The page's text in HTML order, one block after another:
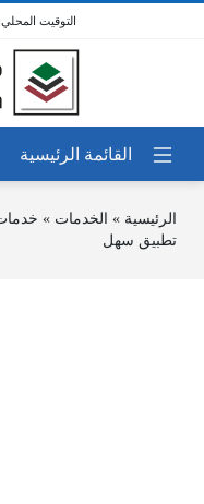
الرئيسية » الخدمات »
تطبيق سهل